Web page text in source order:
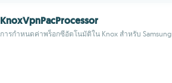
KnoxVpnPacProcessor
การกำหนดค่าพร็อกซีอัตโนมัติใน Knox สำหรับ Samsung